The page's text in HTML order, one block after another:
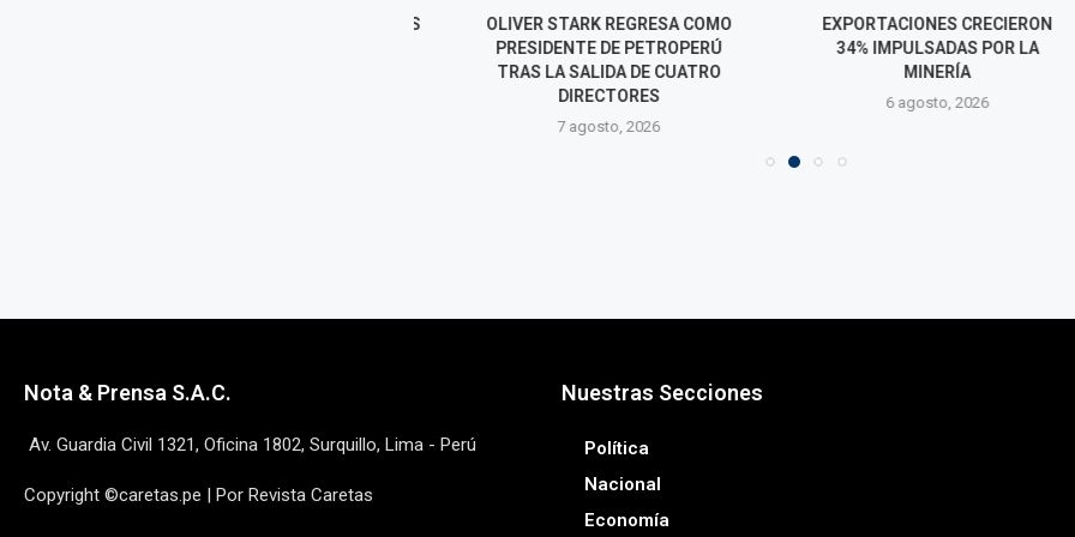
OLIVER STARK REGRESA COMO
PRESIDENTE DE PETROPERÚ
TRAS LA SALIDA DE CUATRO
DIRECTORES
7 agosto, 2026
EXPORTACIONES CRECIERON
34% IMPULSADAS POR LA
HISTÓRICO Y
US$ 54 MIL
Nota & Prensa S.A.C.
Av. Guardia Civil 1321, Oficina 1802, Surquillo, Lima - Perú
Copyright ©caretas.pe | Por Revista Caretas
Nuestras Secciones
Política
Nacional
Economía